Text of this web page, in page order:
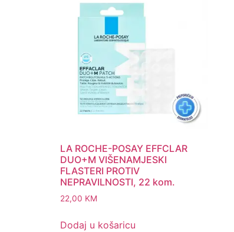
LA ROCHE-POSAY EFFCLAR
DUO+M VIŠENAMJESKI
FLASTERI PROTIV
NEPRAVILNOSTI, 22 kom.
22,00 KM
Dodaj u košaricu